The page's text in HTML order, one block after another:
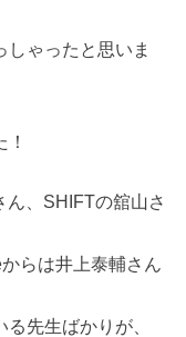
しゃったと思いま
、SHIFTの舘山さ
らは井上泰輔さん
先生ばかりが、